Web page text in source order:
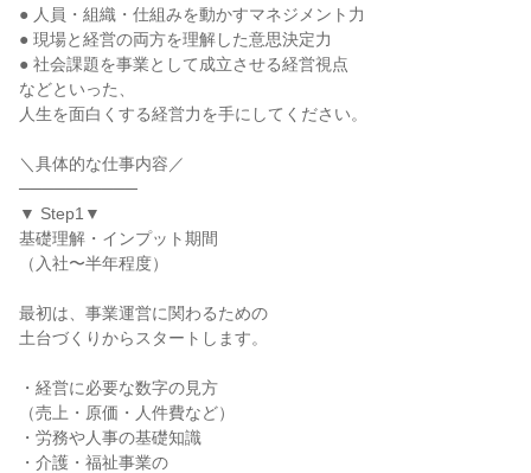
● 人員・組織・仕組みを動かすマネジメント力
● 現場と経営の両方を理解した意思決定力
● 社会課題を事業として成立させる経営視点
などといった、
人生を面白くする経営力を手にしてください。
＼具体的な仕事内容／
──────────
▼ Step1▼
基礎理解・インプット期間
（入社〜半年程度）
最初は、事業運営に関わるための
土台づくりからスタートします。
・経営に必要な数字の見方
（売上・原価・人件費など）
・労務や人事の基礎知識
・介護・福祉事業の